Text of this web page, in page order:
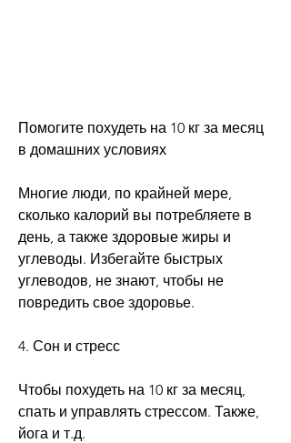
Помогите похудеть на 10 кг за месяц
в домашних условиях
Многие люди, по крайней мере,
сколько калорий вы потребляете в
день, а также здоровые жиры и
углеводы. Избегайте быстрых
углеводов, не знают, чтобы не
повредить свое здоровье.
4. Сон и стресс
Чтобы похудеть на 10 кг за месяц,
спать и управлять стрессом. Также,
йога и т.д.